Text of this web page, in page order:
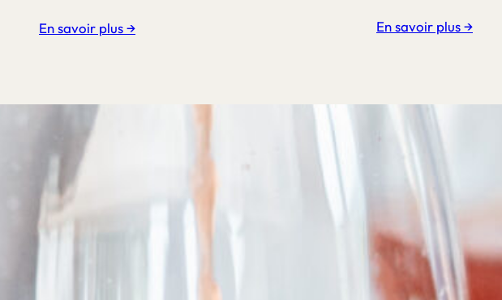
En savoir plus → En savoir plus →